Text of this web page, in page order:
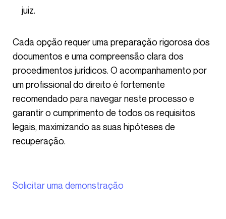
juiz.
Cada opção requer uma preparação rigorosa dos
documentos e uma compreensão clara dos
procedimentos jurídicos. O acompanhamento por
um profissional do direito é fortemente
recomendado para navegar neste processo e
garantir o cumprimento de todos os requisitos
legais, maximizando as suas hipóteses de
recuperação.
Solicitar uma demonstração